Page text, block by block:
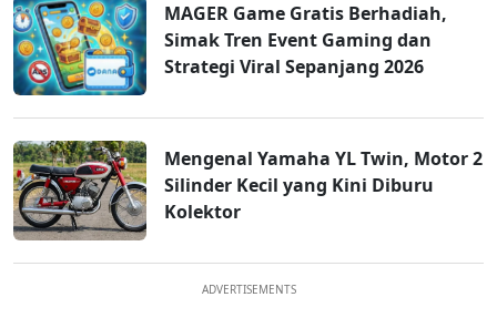
MAGER Game Gratis Berhadiah,
Simak Tren Event Gaming dan
Strategi Viral Sepanjang 2026
Mengenal Yamaha YL Twin, Motor 2
Silinder Kecil yang Kini Diburu
Kolektor
ADVERTISEMENTS